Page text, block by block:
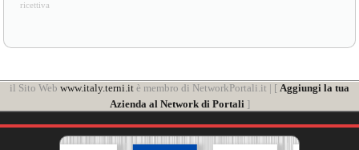
ricettiva
il Sito Web www.italy.terni.it è membro di NetworkPortali.it | [ Aggiungi la tua
Azienda al Network di Portali]